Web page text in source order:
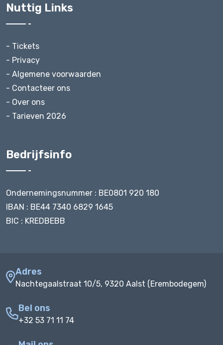
Nuttig Links
- Tickets
- Privacy
- Algemene voorwaarden
- Contacteer ons
- Over ons
- Tarieven 2026
Bedrijfsinfo
Ondernemingsnummer : BE0801 920 180
IBAN : BE44 7340 6829 1645
BIC : KREDBEBB
Adres
Nachtegaalstraat 10/5, 9320 Aalst (Erembodegem)
Bel ons
+32 53 71 11 74